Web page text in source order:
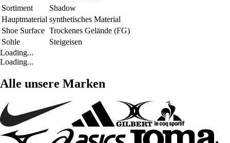
Sortiment
Shadow
Hauptmaterial synthetisches Material
Shoe Surface Trockenes Gelände (FG)
Sohle
Steigeisen
Loading...
Loading...
Alle unsere Marken